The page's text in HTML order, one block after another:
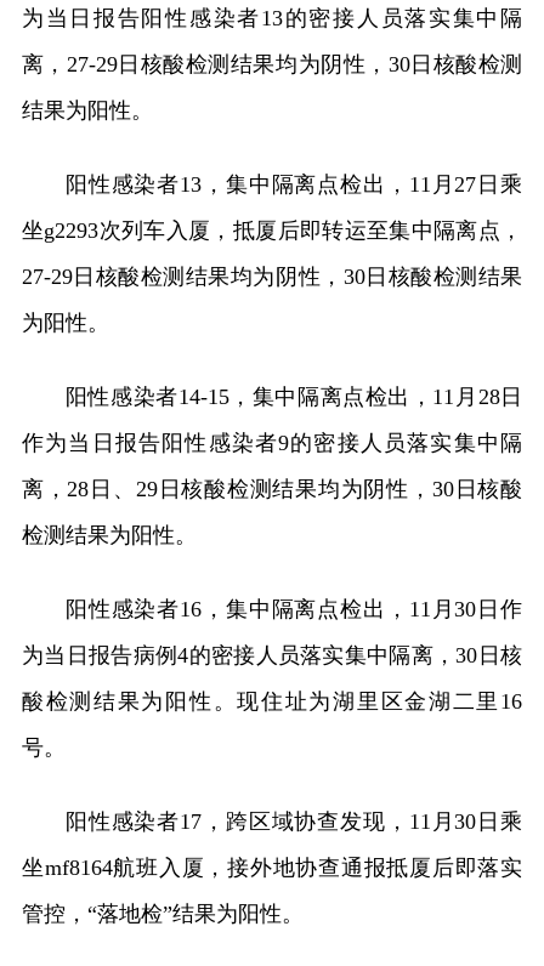
为当日报告阳性感染者13的密接人员落实集中隔
离，27-29日核酸检测结果均为阴性，30日核酸检测
结果为阳性。
阳性感染者13，集中隔离点检出，11月27日乘
坐g2293次列车入厦，抵厦后即转运至集中隔离点，
27-29日核酸检测结果均为阴性，30日核酸检测结果
为阳性。
阳性感染者14-15，集中隔离点检出，11月28日
作为当日报告阳性感染者9的密接人员落实集中隔
离，28日、29日核酸检测结果均为阴性，30日核酸
检测结果为阳性。
阳性感染者16，集中隔离点检出，11月30日作
为当日报告病例4的密接人员落实集中隔离，30日核
酸检测结果为阳性。现住址为湖里区金湖二里16
号。
阳性感染者17，跨区域协查发现，11月30日乘
坐mf8164航班入厦，接外地协查通报抵厦后即落实
管控，“落地检”结果为阳性。